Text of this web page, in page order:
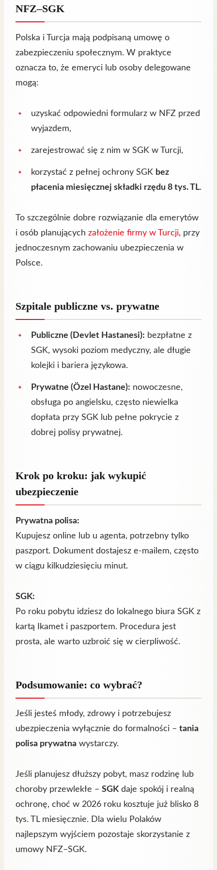
NFZ–SGK
Polska i Turcja mają podpisaną umowę o
zabezpieczeniu społecznym. W praktyce
oznacza to, że emeryci lub osoby delegowane
mogą:
uzyskać odpowiedni formularz w NFZ przed
wyjazdem,
zarejestrować się z nim w SGK w Turcji,
korzystać z pełnej ochrony SGK bez
płacenia miesięcznej składki rzędu 8 tys. TL.
To szczególnie dobre rozwiązanie dla emerytów
i osób planujących założenie firmy w Turcji, przy
jednoczesnym zachowaniu ubezpieczenia w
Polsce.
Szpitale publiczne vs. prywatne
Publiczne (Devlet Hastanesi): bezpłatne z
SGK, wysoki poziom medyczny, ale długie
kolejki i bariera językowa.
Prywatne (Özel Hastane): nowoczesne,
obsługa po angielsku, często niewielka
dopłata przy SGK lub pełne pokrycie z
dobrej polisy prywatnej.
Krok po kroku: jak wykupić
ubezpieczenie
Prywatna polisa:
Kupujesz online lub u agenta, potrzebny tylko
paszport. Dokument dostajesz e‑mailem, często
w ciągu kilkudziesięciu minut.
SGK:
Po roku pobytu idziesz do lokalnego biura SGK z
kartą Ikamet i paszportem. Procedura jest
prosta, ale warto uzbroić się w cierpliwość.
Podsumowanie: co wybrać?
Jeśli jesteś młody, zdrowy i potrzebujesz
ubezpieczenia wyłącznie do formalności – tania
polisa prywatna wystarczy.
Jeśli planujesz dłuższy pobyt, masz rodzinę lub
choroby przewlekłe – SGKdaje spokój i realną
ochronę, choć w 2026 roku kosztuje już blisko 8
tys. TL miesięcznie. Dla wielu Polaków
najlepszym wyjściem pozostaje skorzystanie z
umowy NFZ–SGK.